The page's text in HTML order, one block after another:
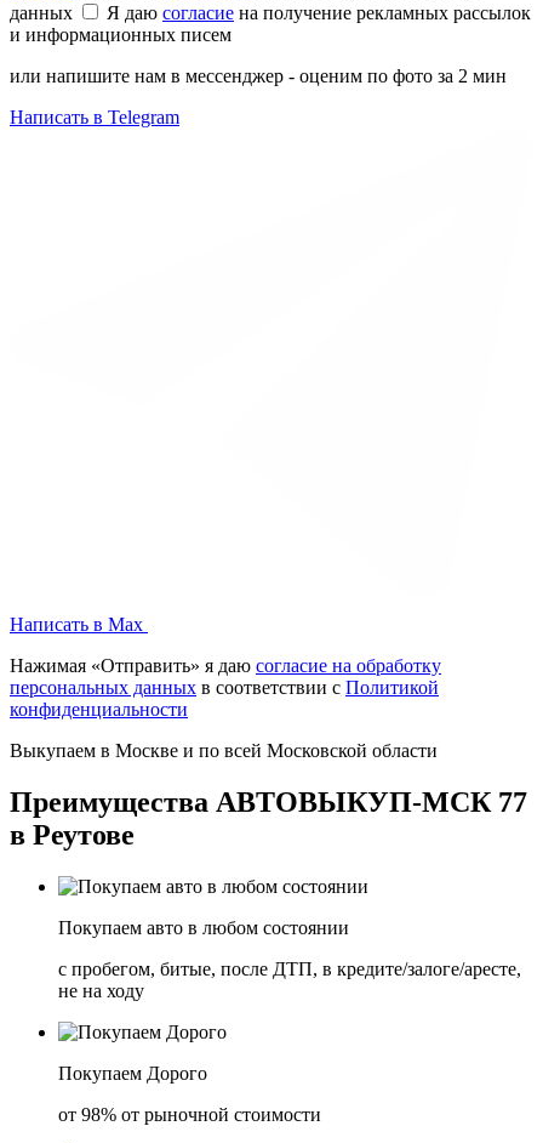
данных
Я даю согласие на получение рекламных рассылок
и информационных писем
или напишите нам в мессенджер - оценим по фото за 2 мин
Написать в Telegram
Написать в Max
Нажимая «Отправить» я даю согласие на обработку
персональных данных в соответствии с Политикой
конфиденциальности
Выкупаем в Москве и по всей Московской области
Преимущества АВТОВЫКУП-МСК 77
в Реутове
Покупаем авто в любом состоянии
с пробегом, битые, после ДТП, в кредите/залоге/аресте,
не на ходу
Покупаем Дорого
от 98% от рыночной стоимости